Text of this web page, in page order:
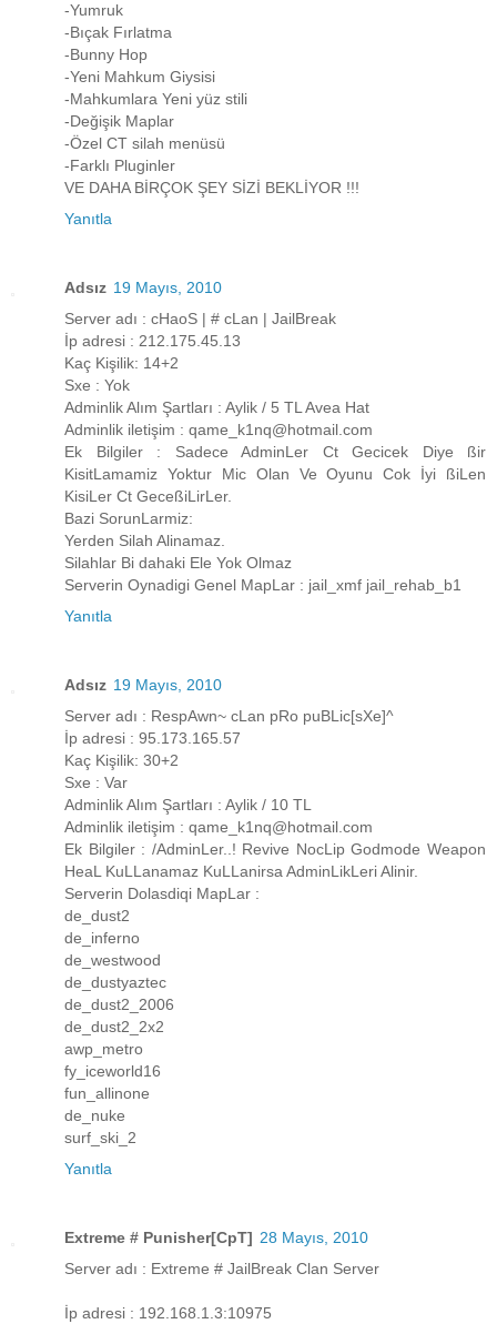
-Yumruk
-Bıçak Fırlatma
-Bunny Hop
-Yeni Mahkum Giysisi
-Mahkumlara Yeni yüz stili
-Değişik Maplar
-Özel CT silah menüsü
-Farklı Pluginler
VE DAHA BİRÇOK ŞEY SİZİ BEKLİYOR !!!
Yanıtla
Adsız 19 Mayıs, 2010
Server adı : cHaoS | # cLan | JailBreak
İp adresi : 212.175.45.13
Kaç Kişilik: 14+2
Sxe : Yok
Adminlik Alım Şartları : Aylik / 5 TL Avea Hat
Adminlik iletişim : qame_k1nq@hotmail.com
Ek Bilgiler : Sadece AdminLer Ct Gecicek Diye ßir
KisitLamamiz Yoktur Mic Olan Ve Oyunu Cok İyi ßiLen
KisiLer Ct GeceßiLirLer.
Bazi SorunLarmiz:
Yerden Silah Alinamaz.
Silahlar Bi dahaki Ele Yok Olmaz
Serverin Oynadigi Genel MapLar : jail_xmf jail_rehab_b1
Yanıtla
Adsız 19 Mayıs, 2010
Server adı : RespAwn~ cLan pRo puBLic[sXe]^
İp adresi : 95.173.165.57
Kaç Kişilik: 30+2
Sxe : Var
Adminlik Alım Şartları : Aylik / 10 TL
Adminlik iletişim : qame_k1nq@hotmail.com
Ek Bilgiler : /AdminLer..! Revive NocLip Godmode Weapon
HeaL KuLLanamaz KuLLanirsa AdminLikLeri Alinir.
Serverin Dolasdiqi MapLar :
de_dust2
de_inferno
de_westwood
de_dustyaztec
de_dust2_2006
de_dust2_2x2
awp_metro
fy_iceworld16
fun_allinone
de_nuke
surf_ski_2
Yanıtla
Extreme # Punisher[CpT] 28 Mayıs, 2010
Server adı : Extreme # JailBreak Clan Server
İp adresi : 192.168.1.3:10975